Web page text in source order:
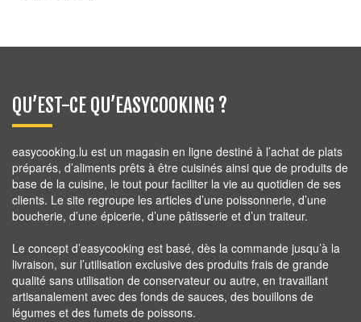
QU’EST-CE QU’EASYCOOKING ?
easycooking.lu est un magasin en ligne destiné à l’achat de plats
préparés, d’aliments prêts à être cuisinés ainsi que de produits de
base de la cuisine, le tout pour faciliter la vie au quotidien de ses
clients. Le site regroupe les articles d’une poissonnerie, d’une
boucherie, d’une épicerie, d’une pâtisserie et d’un traiteur.
Le concept d’easycooking est basé, dès la commande jusqu’à la
livraison, sur l’utilisation exclusive des produits frais de grande
qualité sans utilisation de conservateur ou autre, en travaillant
artisanalement avec des fonds de sauces, des bouillons de
légumes et des fumets de poissons.